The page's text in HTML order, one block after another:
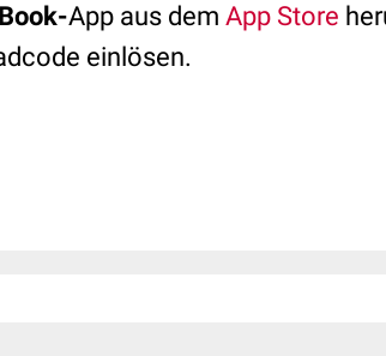
App aus dem App Store
einlösen.